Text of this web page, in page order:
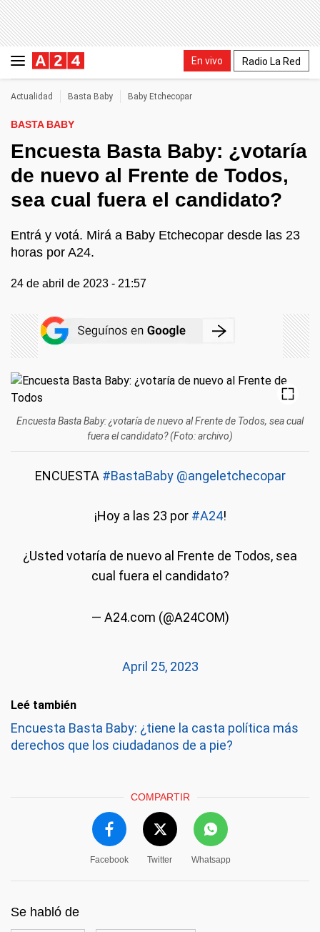
En vivo Radio La Red
Actualidad Basta Baby Baby Etchecopar
BASTA BABY
Encuesta Basta Baby: ¿votaría
de nuevo al Frente de Todos,
sea cual fuera el candidato?
Entrá y votá. Mirá a Baby Etchecopar desde las 23
horas por A24.
24 de abril de 2023 - 21:57
Encuesta Basta Baby: ¿votaría de nuevo al Frente de Todos, sea cual
fuera el candidato? (Foto: archivo)
ENCUESTA #BastaBaby @angeletchecopar
¡Hoy a las 23 por #A24!
¿Usted votaría de nuevo al Frente de Todos, sea
cual fuera el candidato?
— A24.com (@A24COM)
April 25, 2023
Leé también
Encuesta Basta Baby: ¿tiene la casta política más
derechos que los ciudadanos de a pie?
COMPARTIR
Facebook Twitter Whatsapp
Se habló de